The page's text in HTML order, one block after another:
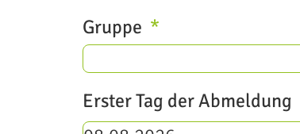
Gruppe
Erster Tag der Abmeldung